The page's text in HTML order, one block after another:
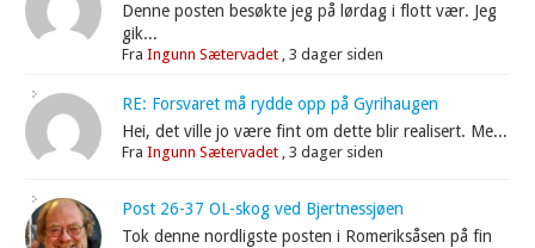
Denne posten besøkte jeg på lørdag i flott vær. Jeg
gik...
FraIngunn Sætervadet ,3 dager siden
RE: Forsvaret må rydde opp på Gyrihaugen
Hei, det ville jo være fint om dette blir realisert. Me...
FraIngunn Sætervadet ,3 dager siden
Post 26-37 OL-skog ved Bjertnessjøen
Tok denne nordligste posten i Romeriksåsen på fin